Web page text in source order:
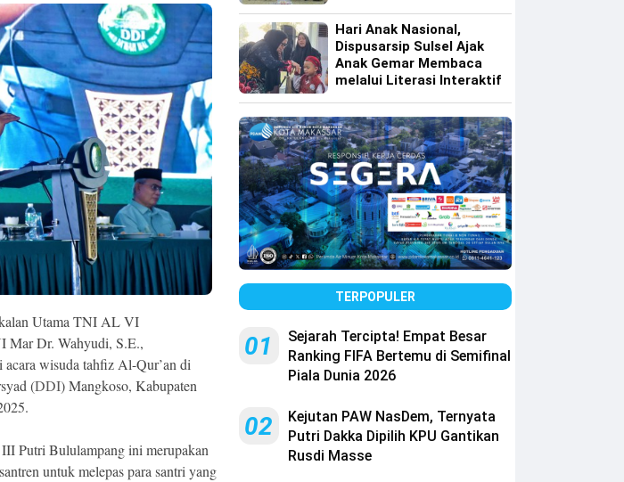
Utama TNI AL VI
Mar Dr. Wahyudi, S.E.,
wisuda tahfiz Al-Qur’an di
(DDI) Mangkoso, Kabupaten
Putri Bululampang ini merupakan
untuk melepas para santri yang
Perguruan Tinggi
Hari Anak Nasional,
Dispusarsip Sulsel Ajak
Anak Gemar Membaca
melalui Literasi Interaktif
TERPOPULER
01
Sejarah Tercipta! Empat Besar
Ranking FIFA Bertemu di Semifinal
Piala Dunia 2026
02
Kejutan PAW NasDem, Ternyata
Putri Dakka Dipilih KPU Gantikan
Rusdi Masse